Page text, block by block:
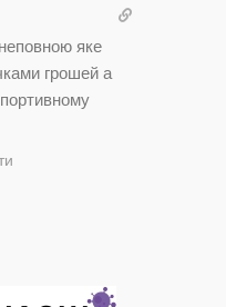
яке
грошей а